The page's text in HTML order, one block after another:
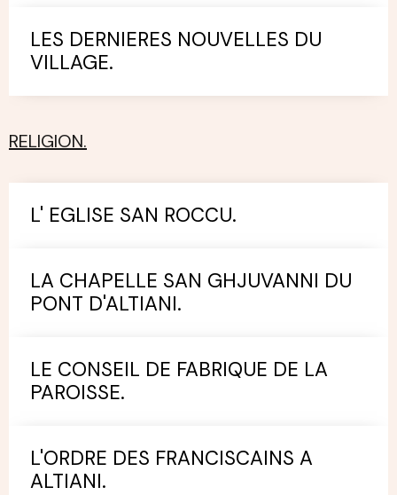
LES DERNIERES NOUVELLES DU
VILLAGE.
RELIGION.
L' EGLISE SAN ROCCU.
LA CHAPELLE SAN GHJUVANNI DU
PONT D'ALTIANI.
LE CONSEIL DE FABRIQUE DE LA
PAROISSE.
L'ORDRE DES FRANCISCAINS A
ALTIANI.